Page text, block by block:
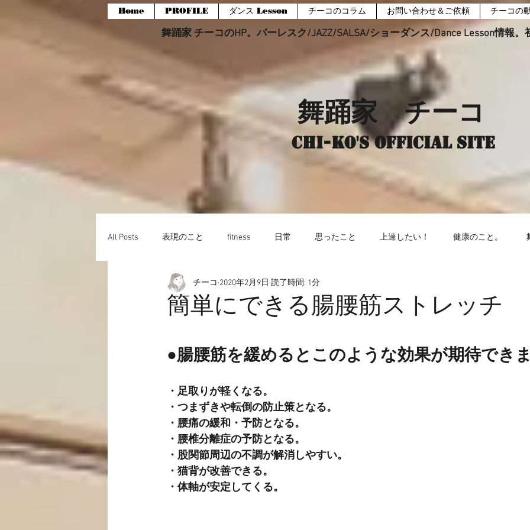
Home PROFILE ダンス Lesson チーコのコラム お問い合わせ＆ご依頼 チーコの
舞踊家 チーコのHP。バーレスク/JAZZ/SALSA/ショーダンス/Dance Lesson情報。
舞踊家 チーコ
Chi-ko's Official site
All Posts 表現のこと fitness 日常 思ったこと 上達したい！ 健康のこと。
愉快なこと 動画☆
簡単にできる腸腰筋ストレッチ
チーコ 2020年2月9日 読了時間: 1分
●腸腰筋を緩めるとこのような効果が期待でき
・足取りが軽くなる。
・つまずきや転倒の防止策となる。
・腰痛の緩和・予防となる。
・腰椎分離症の予防となる。
・股関節周辺の不調が解消しやすい。
・猫背が改善できる。
・体軸が安定してくる。